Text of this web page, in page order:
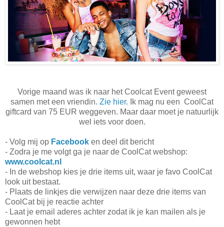
Vorige maand was ik naar het Coolcat Event geweest
samen met een vriendin. Zie hier. Ik mag nu een CoolCat
giftcard van 75 EUR weggeven. Maar daar moet je natuurlijk
wel iets voor doen.
- Volg mij op Facebook en deel dit bericht
- Zodra je me volgt ga je naar de CoolCat webshop:
www.coolcat.nl
- In de webshop kies je drie items uit, waar je favo CoolCat
look uit bestaat.
- Plaats de linkjes die verwijzen naar deze drie items van
CoolCat bij je reactie achter
- Laat je email aderes achter zodat ik je kan mailen als je
gewonnen hebt